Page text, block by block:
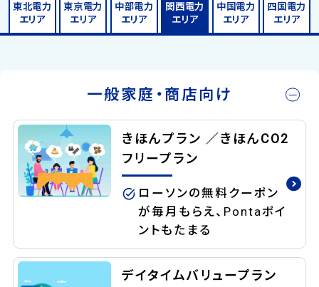
東北電力
エリア
東京電力
エリア
中部電力
エリア
関西電力
エリア
中国電力
エリア
四国電力
エリア
一般家庭・商店向け
きほんプラン ／きほんCO2
フリープラン
ローソンの無料クーポン
が毎月もらえ、Pontaポイ
ントもたまる
デイタイムバリュープラン